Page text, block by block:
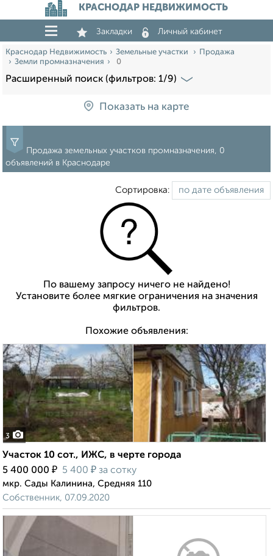
КРАСНОДАР НЕДВИЖИМОСТЬ
Закладки Личный кабинет
Краснодар Недвижимость Земельные участки
Продажа
Земли промназначения
0
Расширенный поиск (фильтров: 1/9)
Показать на карте
Продажа земельных участков промназначения, 0
объявлений в Краснодаре
Сортировка:
По вашему запросу ничего не найдено!
Установите более мягкие ограничения на значения
фильтров.
Похожие объявления:
3
Участок 10 сот., ИЖС, в черте города
5 400 000 ₽ 5 400 ₽ за сотку
мкр. Сады Калинина, Средняя 110
Собственник, 07.09.2020